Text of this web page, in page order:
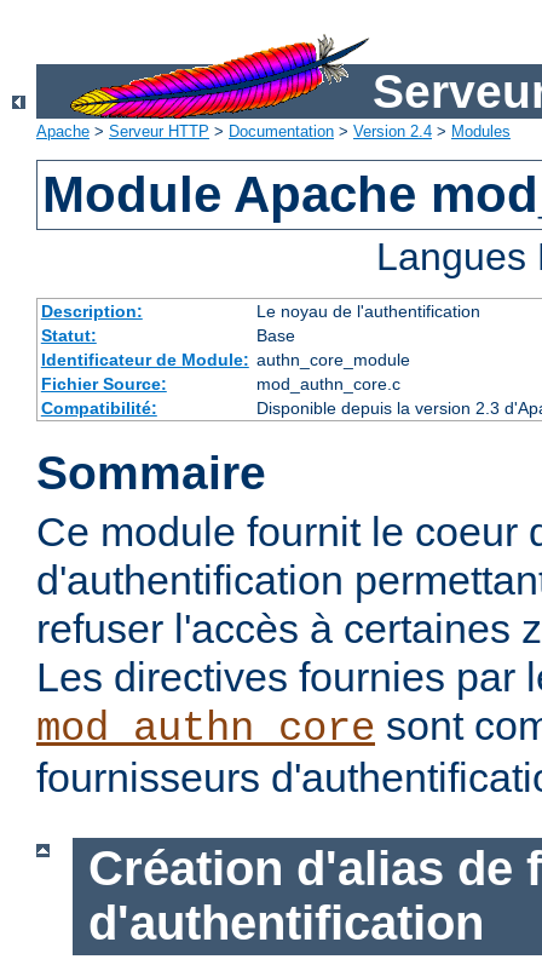
Apache > Serveur HTTP > Documentation > Version 2.4 > Modules
Module Apache
Description:
Le noyau de l'authentification
Statut:
Base
Identificateur de Module: authn_core_module
Fichier Source:
mod_authn_core.c
Compatibilité:
Disponible depuis la version 2.3
Sommaire
Ce module fournit le coeur
d'authentification
refuser l'accès à certaines
Les directives fournies par
mod_authn_core sont
fournisseurs
Création d'alias de
d'authentification